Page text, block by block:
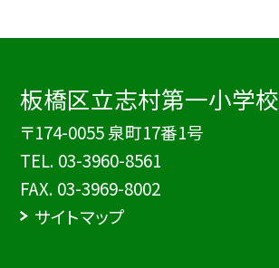
板橋区立志村第一小学校
〒174-0055 泉町17番1号
TEL. 03-3960-8561
FAX. 03-3969-8002
サイトマップ